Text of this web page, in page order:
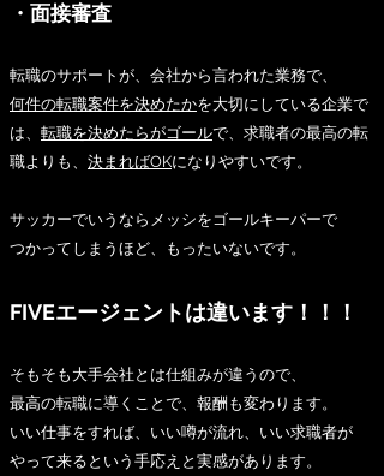
・面接審査
転職のサポートが、会社から言われた業務で、
何件の転職案件を決めたかを大切にしている企業で
は、 転職を決めたらがゴールで、求職者の最高の転
職よりも、 決まればOKになりやすいです。
サッカーでいうならメッシをゴールキーパーで
つかってしまうほど、もったいないです。
FIVEエージェントは違います！！！
そもそも大手会社とは仕組みが違うので、
最高の転職に導くことで、報酬も変わります。
いい仕事をすれば、いい噂が流れ、いい求職者が
やって来るという手応えと実感があります。